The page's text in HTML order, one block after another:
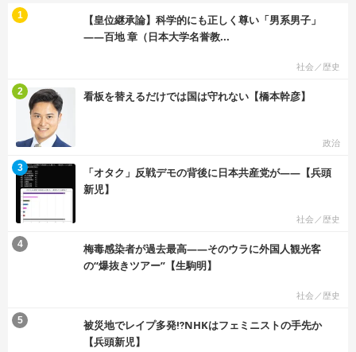
【皇位継承論】科学的にも正しく尊い「男系男子」
――百地 章（日本大学名誉教...
社会／歴史
1
看板を替えるだけでは国は守れない【橋本幹彦】
政治
2
「オタク」反戦デモの背後に日本共産党が――【兵頭
新児】
社会／歴史
3
梅毒感染者が過去最高――そのウラに外国人観光客
の“爆抜きツアー”【生駒明】
社会／歴史
4
被災地でレイプ多発⁉NHKはフェミニストの手先か
【兵頭新児】
5